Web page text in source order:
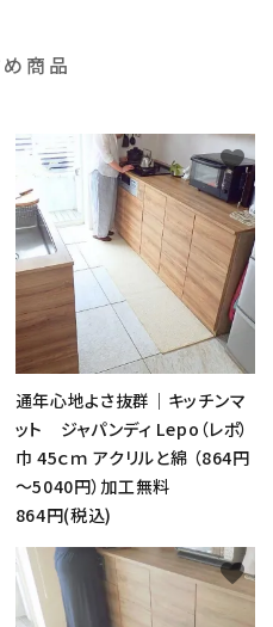
商品
通年心地よさ抜群｜キッチンマ
ット ジャパンディ Lepo（レポ）
巾 45ｃｍ アクリルと綿 （864円
～5040円）加工無料
864円(税込)
favorite
favorite